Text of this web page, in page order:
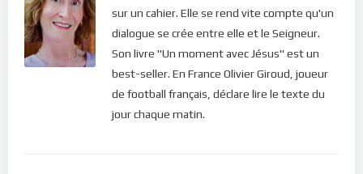
où nous sommes déjà comblé(e) de cette bénédiction. Ainsi,
si nous voulons être remplie de la paix du Seigneur, nul besoin
de la chercher dans les choses du monde, il suffit de venir en
sa présence pour se laisser entourer de cette paix ! Elle
foisonne à profusion dans cet espace sacré de notre coeur où
habite le Christ. Alors, apprenons à cultiver la confiance en
sur un cahier. Elle se rend vite compte qu'un
dialogue se crée entre elle et le Seigneur.
Son livre "Un moment avec Jésus" est un
best-seller. En France Olivier Giroud, joueur
de football français, déclare lire le texte du
jour chaque matin.